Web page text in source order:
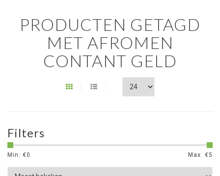
PRODUCTEN GETAGD
MET AFROMEN
CONTANT GELD
Filters
Min: €0 Max: €5